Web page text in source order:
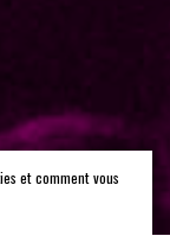
et comment vous